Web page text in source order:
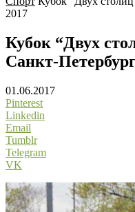
2017
Кубок “Двух
Санкт-
01.06.2017
Pinterest
Linkedin
Email
Tumblr
Telegram
VK